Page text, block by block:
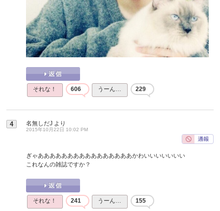
それな！ 606 うーん… 229
4 名無しだJ より
2015年10月22日 10:02 PM
ぎゃああああああああああああああああかわいいいいいいい
これなんの雑誌ですか？
それな！ 241 うーん… 155